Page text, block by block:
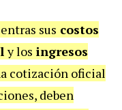
sus costos
y los ingresos
cotización oficial
deben